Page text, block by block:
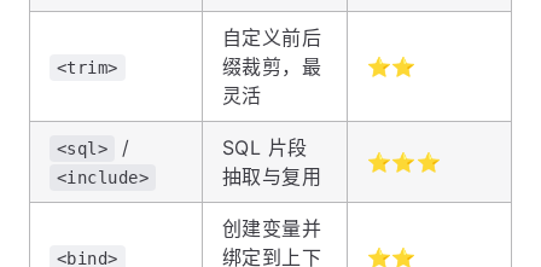
<trim>
自定义前后
缀裁剪，最
灵活
⭐⭐
<sql> /
<include>
SQL 片段
抽取与复用
⭐⭐⭐
<bind>
创建变量并
绑定到上下
⭐⭐